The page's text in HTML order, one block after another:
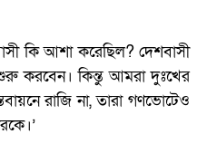
কি আশা করেছিল? দেশবাসী
শুরু করবেন। কিন্তু আমরা দুঃখের
রাজি না, তারা গণভোটেও